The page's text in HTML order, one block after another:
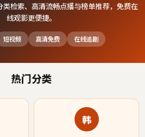
检索、高清流畅点播与榜单推荐，免费在
线观影更便捷。
短视频 高清免费 在线追剧
热门分类
韩